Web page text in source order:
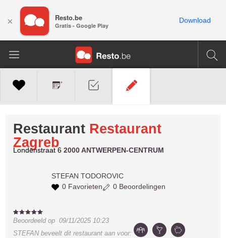
Restaurant Restaurant
Zagreb
Londenstraat 62000 ANTWERPEN-CENTRUM
STEFAN TODOROVIC
0 Favorieten
0 Beoordelingen
Beoordeeld op09/11/2025 10:23
STEFANbeveelt dit restaurant aan voor:
× Resto.be
Gratis - Google Play
Download